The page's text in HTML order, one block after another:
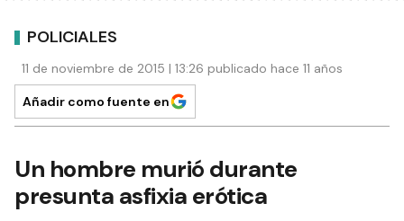
POLICIALES
11 de noviembre de 2015 | 13:26 publicado hace 11 años
Añadir como fuente en
Un hombre murió durante
presunta asfixia erótica